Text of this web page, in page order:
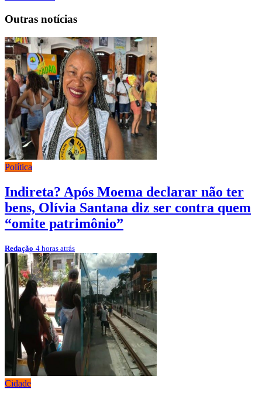
Outras notícias
Política
Indireta? Após Moema declarar não ter
bens, Olívia Santana diz ser contra quem
“omite patrimônio”
Redação 4 horas atrás
Cidade